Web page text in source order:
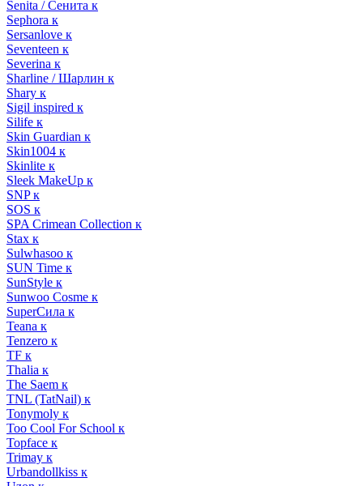
Senita / Сенита к
Sephora к
Sersanlove к
Seventeen к
Severina к
Sharline / Шарлин к
Shary к
Sigil inspired к
Silife к
Skin Guardian к
Skin1004 к
Skinlite к
Sleek MakeUp к
SNP к
SOS к
SPA Crimean Collection к
Stax к
Sulwhasoo к
SUN Time к
SunStyle к
Sunwoo Cosme к
SuperСила к
Teana к
Tenzero к
TF к
Thalia к
The Saem к
TNL (TatNail) к
Tonymoly к
Too Cool For School к
Topface к
Trimay к
Urbandollkiss к